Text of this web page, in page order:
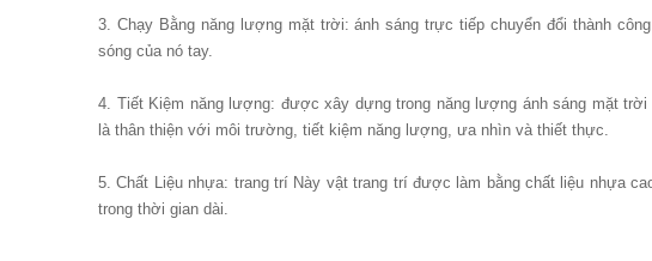
3. Chạy Bằng năng lượng mặt trời: ánh sáng trực tiếp chuyển đổi thành
sóng của nó tay.
4. Tiết Kiệm năng lượng: được xây dựng trong năng lượng ánh sáng mặt
là thân thiện với môi trường, tiết kiệm năng lượng, ưa nhìn và thiết thực.
5. Chất Liệu nhựa: trang trí Này vật trang trí được làm bằng chất liệu nhựa
trong thời gian dài.